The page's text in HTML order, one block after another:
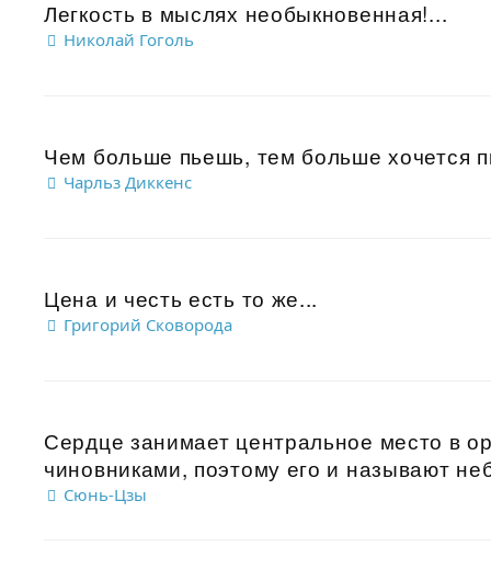
Легкость в мыслях необыкновенная!...
Николай Гоголь
Чем больше пьешь, тем больше хочется
Чарльз Диккенс
Цена и честь есть то же...
Григорий Сковорода
Сердце занимает центральное место в
чиновниками, поэтому его и называют
Сюнь-Цзы